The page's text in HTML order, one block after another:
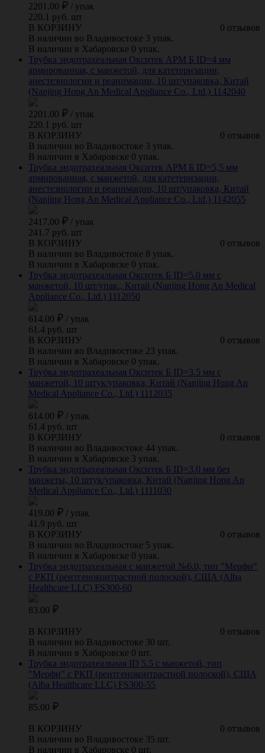
2201.00 / упак
220.1 руб. шт
0 отзывов
В КОРЗИНУ
В наличии во Владивостоке 3 упак.
В наличии в Хабаровске 0 упак.
Трубка эндотрахеальная Окситек АРМ Б ID=4 мм
армированная, с манжетой, для катетеризации,
анестезиологии и реанимации, 10 шт/упаковка, Китай
(Nanjing Hong An Medical Appliance Co., Ltd.) 1142040
2201.00 / упак
220.1 руб. шт
0 отзывов
В КОРЗИНУ
В наличии во Владивостоке 3 упак.
В наличии в Хабаровске 0 упак.
Трубка эндотрахеальная Окситек АРМ Б ID=5,5 мм
армированная, с манжетой, для катетеризации,
анестезиологии и реанимации, 10 шт/упаковка, Китай
(Nanjing Hong An Medical Appliance Co., Ltd.) 1142055
2417.00 / упак
241.7 руб. шт
0 отзывов
В КОРЗИНУ
В наличии во Владивостоке 8 упак.
В наличии в Хабаровске 0 упак.
Трубка эндотрахеальная Окситек Б ID=5.0 мм с
манжетой, 10 шт/упак., Китай (Nanjing Hong An Medical
Appliance Co., Ltd.) 1112050
614.00 / упак
61.4 руб. шт
0 отзывов
В КОРЗИНУ
В наличии во Владивостоке 23 упак.
В наличии в Хабаровске 0 упак.
Трубка эндотрахеальная Окситек Б ID=3.5 мм с
манжетой, 10 штук/упаковка, Китай (Nanjing Hong An
Medical Appliance Co., Ltd.) 1112035
614.00 / упак
61.4 руб. шт
0 отзывов
В КОРЗИНУ
В наличии во Владивостоке 44 упак.
В наличии в Хабаровске 3 упак.
Трубка эндотрахеальная Окситек Б ID=3.0 мм без
манжеты, 10 штук/упаковка, Китай (Nanjing Hong An
Medical Appliance Co., Ltd.) 1111030
419.00 / упак
41.9 руб. шт
0 отзывов
В КОРЗИНУ
В наличии во Владивостоке 5 упак.
В наличии в Хабаровске 0 упак.
Трубка эндотрахеальная с манжетой №6.0, тип "Мерфи"
с РКП (рентгеноконтрастной полоской), США (Alba
Healthcare LLC) FS300-60
83.00
0 отзывов
В КОРЗИНУ
В наличии во Владивостоке 30 шт.
В наличии в Хабаровске 0 шт.
Трубка эндотрахеальная ID 5.5 с манжетой, тип
"Мерфи" с РКП (рентгеноконтрастной полоской), США
(Alba Healthcare LLC) FS300-55
85.00
0 отзывов
В КОРЗИНУ
В наличии во Владивостоке 35 шт.
В наличии в Хабаровске 0 шт.